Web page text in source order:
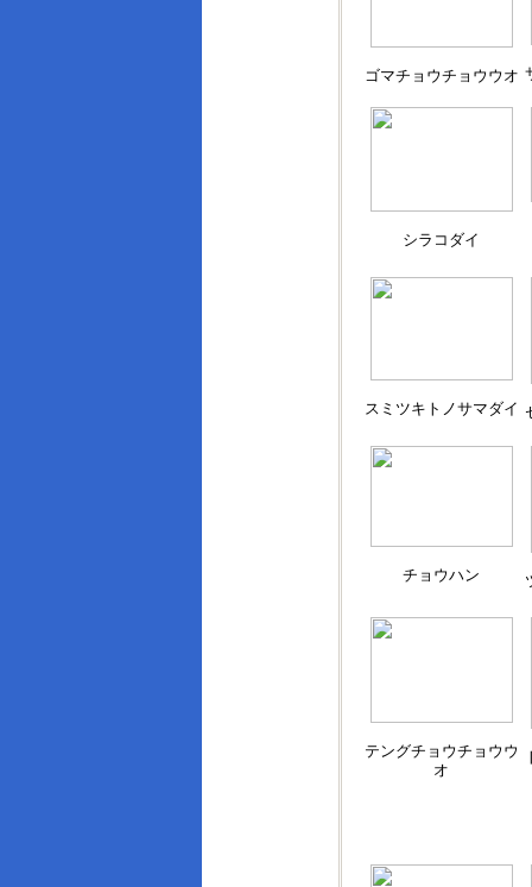
ゴマチョウチョウウオ
シラコダイ
スミツキトノサマダイ
チョウハン
テングチョウチョウウ
オ